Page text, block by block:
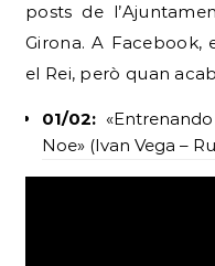
posts de
Girona. A Facebook,
el Rei, però quan
01/02:
Noe» (Ivan Vega –